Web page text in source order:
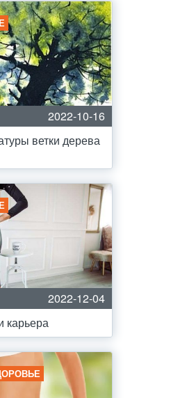
2022-10-16
ветки дерева
2022-12-04
карьера